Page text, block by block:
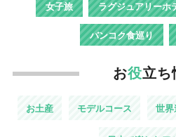
女子旅 ラグジュアリーホ
バンコク食巡り
お役立ち
お土産 モデルコース 世界